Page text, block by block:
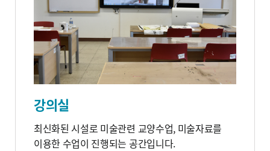
강의실
최신화된 시설로 미술관련 교양수업, 미술자료를
이용한 수업이 진행되는 공간입니다.